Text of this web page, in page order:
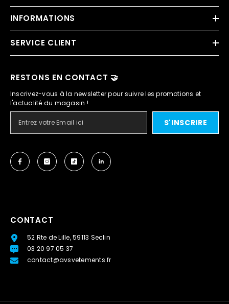
INFORMATIONS
SERVICE CLIENT
RESTONS EN CONTACT 🤝
Inscrivez-vous à la newsletter pour suivre les promotions et
l'actualité du magasin !
S'INSCRIRE
CONTACT
52 Rte de Lille, 59113 Seclin
03 20 97 05 37
contact@avsvetements.fr